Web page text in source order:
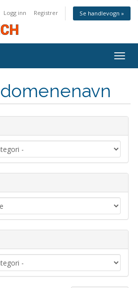
Logg inn Registrer Se handlevogn »
Bytt